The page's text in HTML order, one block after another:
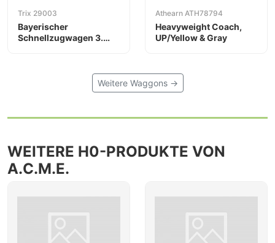
Trix 29003
Bayerischer
Schnellzugwagen 3.
Athearn ATH78794
Heavyweight Coach,
UP/Yellow & Gray
Weitere Waggons →
WEITERE H0-PRODUKTE VON
A.C.M.E.